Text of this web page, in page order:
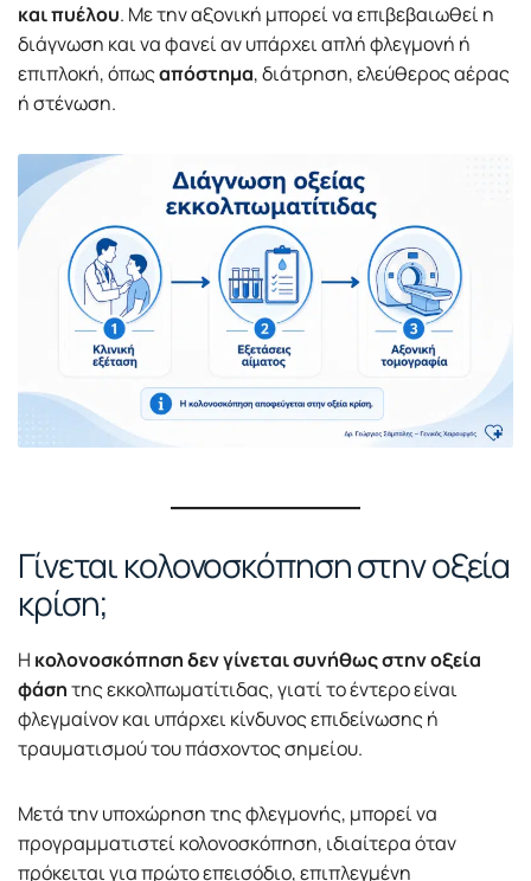
και πυέλου. Με την αξονική μπορεί να επιβεβαιωθεί η
διάγνωση και να φανεί αν υπάρχει απλή φλεγμονή ή
επιπλοκή, όπωςαπόστημα, διάτρηση, ελεύθερος αέρας
ή στένωση.
Γίνεται κολονοσκόπηση στην οξεία
κρίση;
Η κολονοσκόπηση δεν γίνεται συνήθως στην οξεία
φάσητης εκκολπωματίτιδας, γιατί το έντερο είναι
φλεγμαίνον και υπάρχει κίνδυνος επιδείνωσης ή
τραυματισμού του πάσχοντος σημείου.
Μετά την υποχώρηση της φλεγμονής, μπορεί να
προγραμματιστεί κολονοσκόπηση, ιδιαίτερα όταν
πρόκειται για πρώτο επεισόδιο, επιπλεγμένη